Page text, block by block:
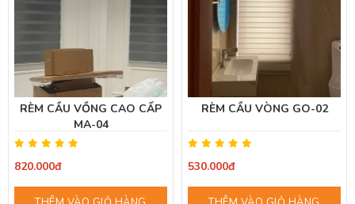
RÈM CẦU VỒNG CAO CẤP
MA-04
820.000đ
RÈM CẦU VÒNG GO-02
530.000đ